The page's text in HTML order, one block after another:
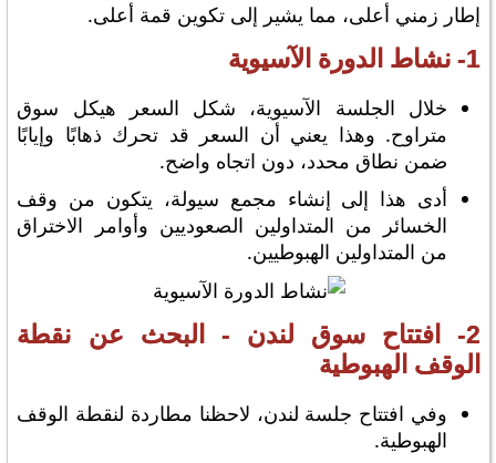
إطار زمني أعلى، مما يشير إلى تكوين قمة أعلى.
1- نشاط الدورة الآسيوية
خلال الجلسة الآسيوية، شكل السعر هيكل سوق
متراوح. وهذا يعني أن السعر قد تحرك ذهابًا وإيابًا
ضمن نطاق محدد، دون اتجاه واضح.
أدى هذا إلى إنشاء مجمع سيولة، يتكون من وقف
الخسائر من المتداولين الصعوديين وأوامر الاختراق
من المتداولين الهبوطيين.
2- افتتاح سوق لندن - البحث عن نقطة
الوقف الهبوطية
وفي افتتاح جلسة لندن، لاحظنا مطاردة لنقطة الوقف
الهبوطية.